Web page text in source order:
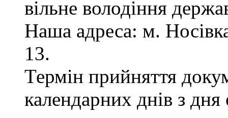
вільне володіння
Наша адреса: м.
13.
Термін прийняття
календарних днів з